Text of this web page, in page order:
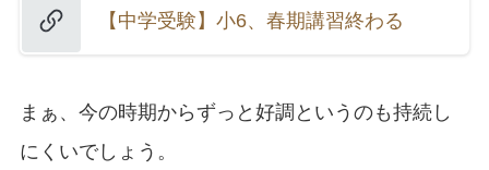
【中学受験】小6、春期講習終わる
まぁ、今の時期からずっと好調というのも持続し
にくいでしょう。